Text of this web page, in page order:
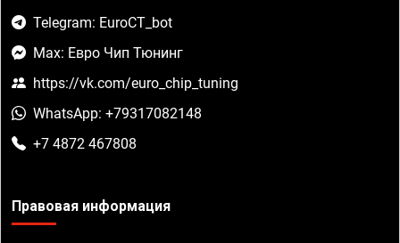
Telegram: EuroCT_bot
Max: Евро Чип Тюнинг
https://vk.com/euro_chip_tuning
WhatsApp: +79317082148
+7 4872 467808
Правовая информация